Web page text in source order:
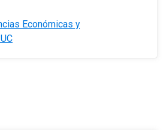
Económicas y